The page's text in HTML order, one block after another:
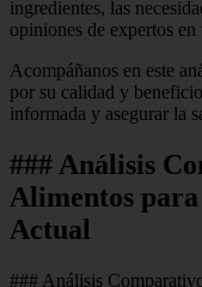
ingredientes, las
opiniones de expertos en
Acompáñanos en este
por su calidad y
informada y asegurar la
### Análisis
Alimentos
Actual
### Análisis